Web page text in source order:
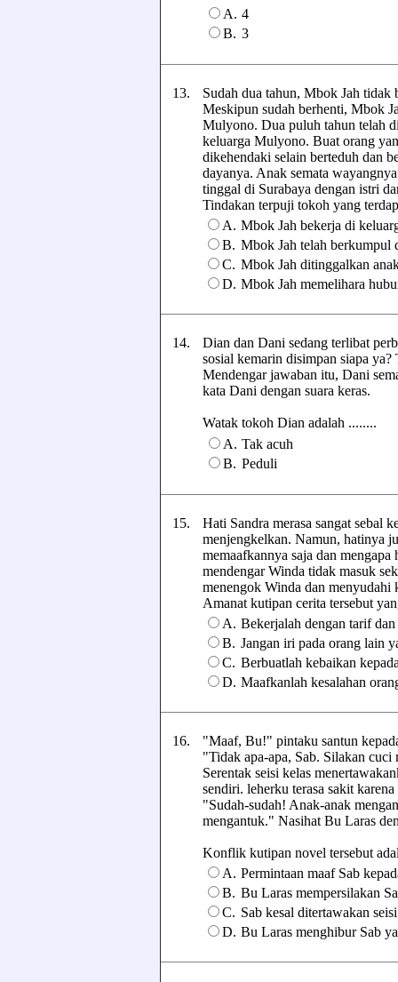
A. 4
B. 3
13.
Sudah dua tahun, Mbok Jah
Meskipun sudah berhenti, Mbok
Mulyono. Dua puluh tahun telah
keluarga Mulyono. Buat orang
dikehendaki selain berteduh dan
dayanya. Anak semata
tinggal di Surabaya dengan istri
Tindakan terpuji tokoh yang
A. Mbok Jah bekerja di
B. Mbok Jah telah berkumpul
C. Mbok Jah ditinggalkan
D. Mbok Jah memelihara
14.
Dian dan Dani sedang terlibat
sosial kemarin disimpan siapa
Mendengar jawaban itu, Dani
kata Dani dengan suara keras.
Watak tokoh Dian adalah ........
A. Tak acuh
B. Peduli
15.
Hati Sandra merasa sangat sebal
menjengkelkan. Namun, hatinya
memaafkannya saja dan
mendengar Winda tidak masuk
menengok Winda dan menyudahi
Amanat kutipan cerita tersebut
A. Bekerjalah dengan tarif
B. Jangan iri pada orang lain
C. Berbuatlah kebaikan
D. Maafkanlah kesalahan
16.
"Maaf, Bu!" pintaku santun
"Tidak apa-apa, Sab. Silakan
Serentak seisi kelas
sendiri. leherku terasa sakit
"Sudah-sudah! Anak-anak
mengantuk." Nasihat Bu Laras
Konflik kutipan novel tersebut
A. Permintaan maaf Sab
B. Bu Laras mempersilakan
C. Sab kesal ditertawakan
D. Bu Laras menghibur Sab